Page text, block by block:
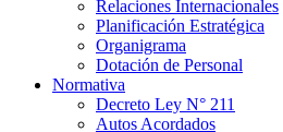
Relaciones Internacionales
Planificación Estratégica
Organigrama
Dotación de Personal
Normativa
Decreto Ley N° 211
Autos Acordados